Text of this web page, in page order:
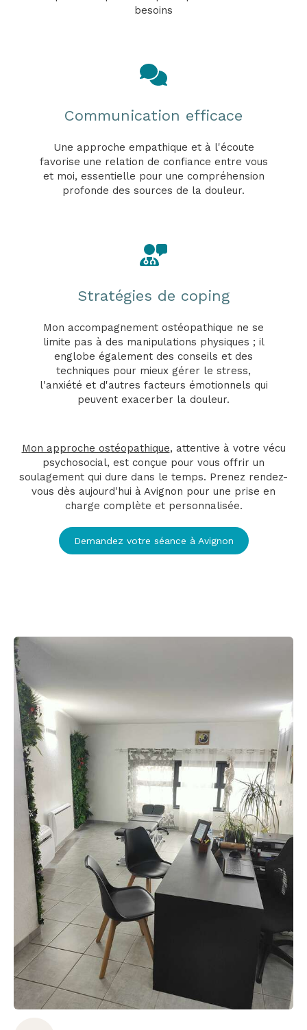
besoins
Communication efficace
Une approche empathique et à l'écoute
favorise une relation de confiance entre vous
et moi, essentielle pour une compréhension
profonde des sources de la douleur.
Stratégies de coping
Mon accompagnement ostéopathique ne se
limite pas à des manipulations physiques ; il
englobe également des conseils et des
techniques pour mieux gérer le stress,
l'anxiété et d'autres facteurs émotionnels qui
peuvent exacerber la douleur.
Mon approche ostéopathique, attentive à votre vécu
psychosocial, est conçue pour vous offrir un
soulagement qui dure dans le temps. Prenez rendez-
vous dès aujourd'hui à Avignon pour une prise en
charge complète et personnalisée.
Demandez votre séance à Avignon